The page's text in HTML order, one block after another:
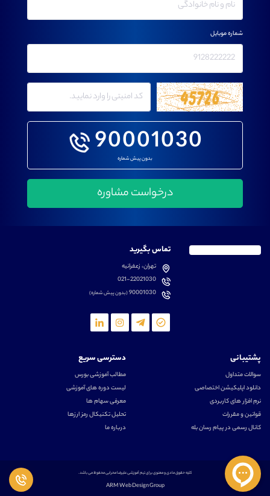
90001030
بدون پیش شماره
شماره موبایل
تماس بگیرید
تهران، زعفرانیه
021-22021030
90001030(بدون پیش شماره)
پشتیبانی
سوالات متداول
دانلود اپلیکیشن اختصاصی
نرم افزار های کاربردی
قوانین و مقررات
کانال رسمی در پیام رسان بله
دسترسی سریع
مطالب آموزشی بورس
لیست دوره های آموزشی
معرفی سهام ها
تحلیل تکنیکال رمز ارزها
درباره ما
کلیه حقوق مادی و معنوی برای تیم آموزشی علیرضا محرابی محفوظ می باشد.
ARM Web Design Group